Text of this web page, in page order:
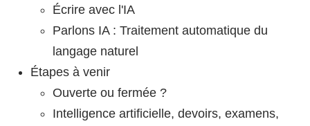
Écrire avec l'IA
Parlons IA : Traitement automatique du
langage naturel
Étapes à venir
Ouverte ou fermée ?
Intelligence artificielle, devoirs, examens,